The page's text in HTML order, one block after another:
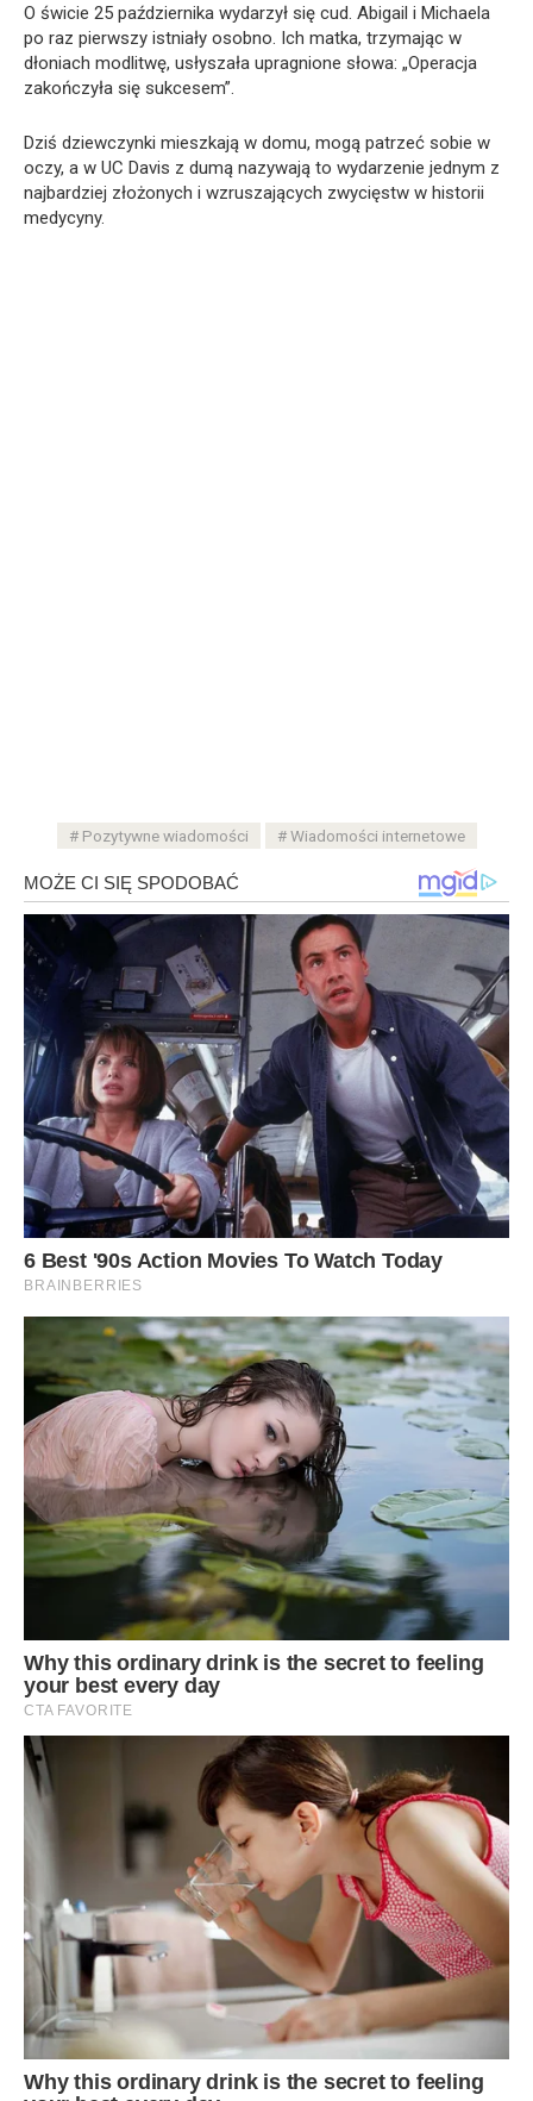
O świcie 25 października wydarzył się cud. Abigail i Michaela
po raz pierwszy istniały osobno. Ich matka, trzymając w
dłoniach modlitwę, usłyszała upragnione słowa: „Operacja
zakończyła się sukcesem”.
Dziś dziewczynki mieszkają w domu, mogą patrzeć sobie w
oczy, a w UC Davis z dumą nazywają to wydarzenie jednym z
najbardziej złożonych i wzruszających zwycięstw w historii
medycyny.
Pozytywne wiadomości Wiadomości internetowe